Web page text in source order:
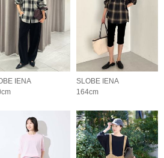
IENA
SLOBE IENA
164cm